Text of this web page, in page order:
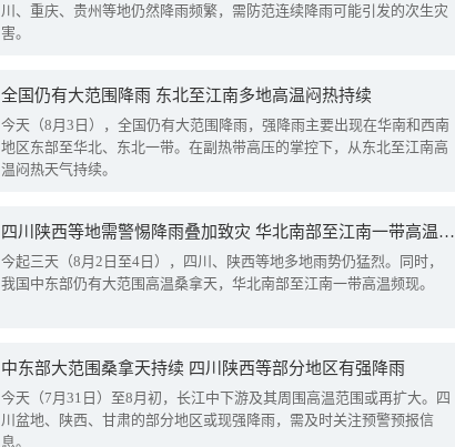
川、重庆、贵州等地仍然降雨频繁，需防范连续降雨可能引发的次生灾
害。
全国仍有大范围降雨 东北至江南多地高温闷热持续
今天（8月3日），全国仍有大范围降雨，强降雨主要出现在华南和西南
地区东部至华北、东北一带。在副热带高压的掌控下，从东北至江南高
温闷热天气持续。
四川陕西等地需警惕降雨叠加致灾 华北南部至江南一带高温频现
今起三天（8月2日至4日），四川、陕西等地多地雨势仍猛烈。同时，
我国中东部仍有大范围高温桑拿天，华北南部至江南一带高温频现。
中东部大范围桑拿天持续 四川陕西等部分地区有强降雨
今天（7月31日）至8月初，长江中下游及其周围高温范围或再扩大。四
川盆地、陕西、甘肃的部分地区或现强降雨，需及时关注预警预报信
息。